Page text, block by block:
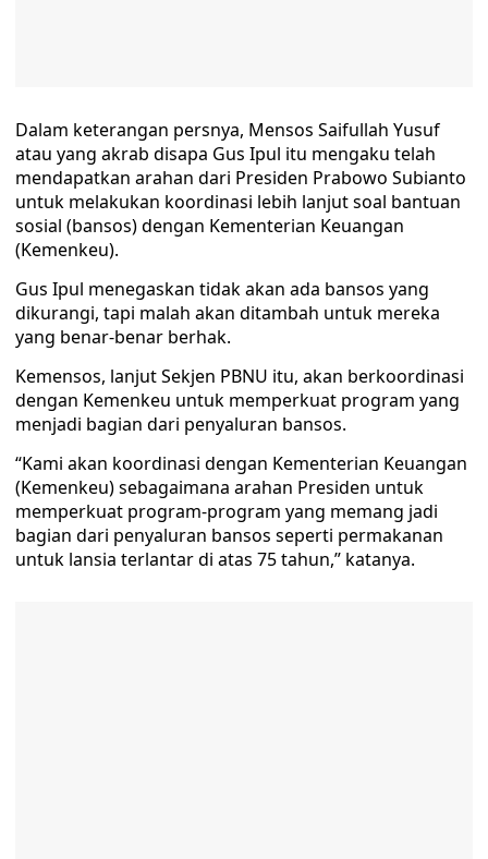
Dalam keterangan persnya, Mensos Saifullah Yusuf
atau yang akrab disapa Gus Ipul itu mengaku telah
mendapatkan arahan dari Presiden Prabowo Subianto
untuk melakukan koordinasi lebih lanjut soal bantuan
sosial (bansos) dengan Kementerian Keuangan
(Kemenkeu).
Gus Ipul menegaskan tidak akan ada bansos yang
dikurangi, tapi malah akan ditambah untuk mereka
yang benar-benar berhak.
Kemensos, lanjut Sekjen PBNU itu, akan berkoordinasi
dengan Kemenkeu untuk memperkuat program yang
menjadi bagian dari penyaluran bansos.
“Kami akan koordinasi dengan Kementerian Keuangan
(Kemenkeu) sebagaimana arahan Presiden untuk
memperkuat program-program yang memang jadi
bagian dari penyaluran bansos seperti permakanan
untuk lansia terlantar di atas 75 tahun,” katanya.